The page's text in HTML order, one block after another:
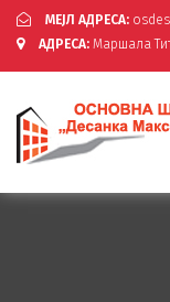
МЕЈЛ АДРЕСА:
АДРЕСА: Маршала